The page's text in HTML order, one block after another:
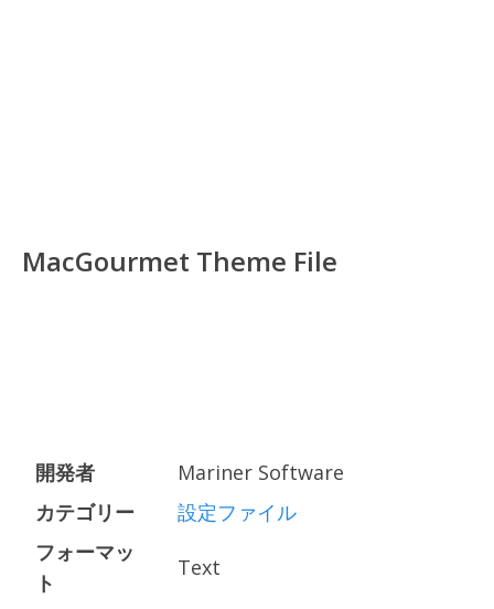
MacGourmet Theme File
開発者
Mariner Software
カテゴリー
設定ファイル
フォーマッ
ト
Text